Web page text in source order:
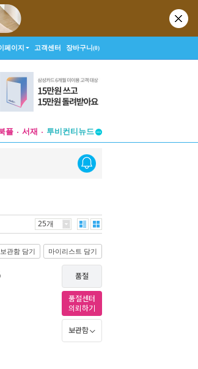
페이지 고객센터 장바구니(0)
플 서재
투비컨티뉴드
투비컨티뉴드
25개
보관함 담기 마이리스트 담기
품절
품절센터
의뢰하기
보관함